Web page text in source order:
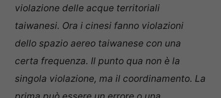
violazione delle acque territoriali
taiwanesi. Ora i cinesi fanno violazioni
dello spazio aereo taiwanese con una
certa frequenza. Il punto qua non è la
singola violazione, ma il coordinamento. La